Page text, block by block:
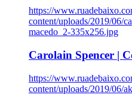
https://
content/uploads/2019/06/
macedo_2-335x256.jpg
Carolain Spencer |
https://
content/uploads/2019/06/